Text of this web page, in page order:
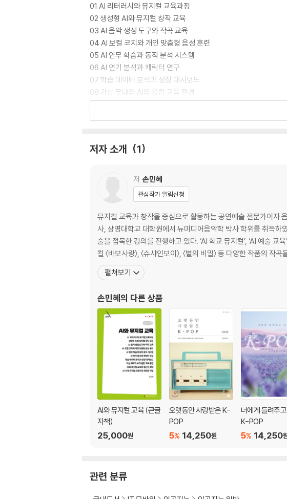
01 AI 리터러시와 뮤지컬 교육과정
02 생성형 AI와 뮤지컬 창작 교육
03 AI 음악 생성 도구와 작곡 교육
04 AI 보컬 코치와 개인 맞춤형 음성 훈련
05 AI 안무 학습과 동작 분석 시스템
06 AI 연기 분석과 캐릭터 연구
07 학습 데이터 분석과 성장 대시보드
08 가상 무대와 AI의 융합 교육 환경
09 AI와 뮤지컬 교육의 접근성 확대
저자 소개 1
저 손민혜
관심작가 알림신청
뮤지컬 교육과 창작을 중심으로 활동하는 공연예술 전문가이자
사, 상명대학교 대학원에서 뉴미디어음악학 박사 학위를 취득
술을 접목한 강의를 진행하고 있다. ‘AI 학교 뮤지컬’, ‘AI 예술
컬 〈바보사랑〉, 〈슈샤인보이〉, 〈별의 비밀〉 등 다양한 작품의 작
펼쳐보기
손민혜의 다른 상품
AI와 뮤지컬 교육 (큰글
자책)
25,000원
오랫동안 사랑받은 K-
POP
14,250원
5%
너에게 들려주
K-POP
14,250
5%
관련 분류